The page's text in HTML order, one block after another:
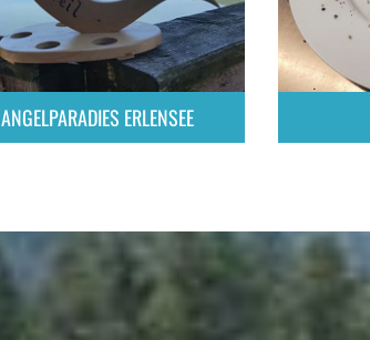
ANGELPARADIES ERLENSEE